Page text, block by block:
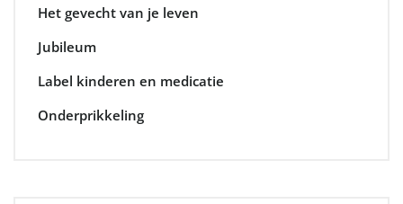
Het gevecht van je leven
Jubileum
Label kinderen en medicatie
Onderprikkeling